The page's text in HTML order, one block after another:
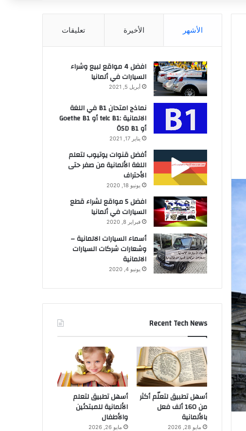
الأشهر الأخيرة تعليقات
افضل 4 مواقع لبيع وشراء
السيارات في ألمانيا
أبريل 5, 2021
نماذج امتحان B1 في اللغة
الالمانية :telc B1 أو Goethe B1
أو ÖSD B1
يناير 17, 2021
أفضل قنوات يوتيوب لتعلم
اللغة الألمانية من صفر حتى
الأحتراف
يونيو 18, 2020
افضل 5 مواقع لشراء قطع
السيارات في ألمانيا
فبراير 8, 2020
أسماء السيارات الالمانية –
وشعارات شركات السيارات
الالمانية
يونيو 4, 2020
Recent Tech News
أسهل تطبيق لتعلّم أكثر
من 160 ألف فعل
بالألمانية
مايو 28, 2026
أسهل تطبيق لتعلم
الألمانية للمبتدئين
والأطفال
مايو 26, 2026